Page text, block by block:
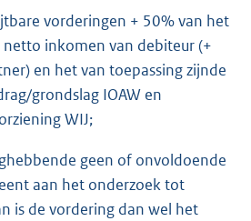
vorderingen + 50% van het
netto inkomen van debiteur (+
en het van toepassing zijnde
grondslag IOAW en
WIJ;
geen of onvoldoende
aan het onderzoek tot
is de vordering dan wel het